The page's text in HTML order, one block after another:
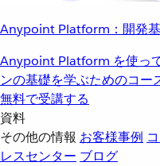
Anypoint Platform：開発
Anypoint Platform を使っ
ンの基礎を学ぶためのコー
無料で受講する
資料
その他の情報 お客様事例
レスセンター ブログ